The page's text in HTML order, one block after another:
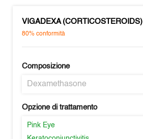
VIGADEXA (CORTICOSTEROIDS)
80%conformità
Composizione
Dexamethasone
Opzione di trattamento
Pink Eye